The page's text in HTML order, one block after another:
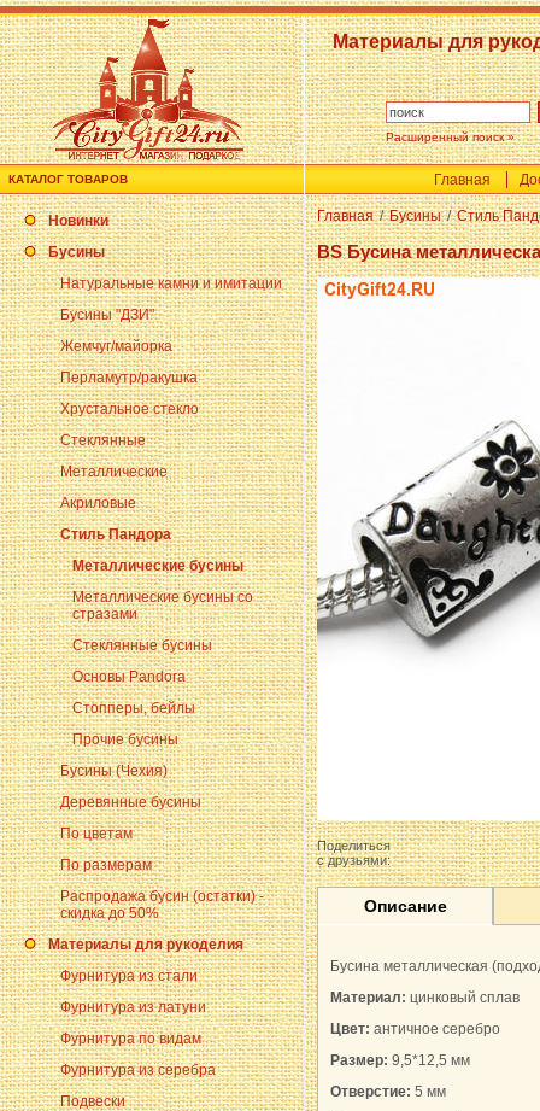
Материалы для
Расширенный поиск »
КАТАЛОГ ТОВАРОВ Главная
Новинки
Бусины
Натуральные камни и имитации
Бусины "ДЗИ"
Жемчуг/майорка
Перламутр/ракушка
Хрустальное стекло
Стеклянные
Металлические
Акриловые
Стиль Пандора
Металлические бусины
Металлические бусины со
стразами
Стеклянные бусины
Основы Pandora
Стопперы, бейлы
Прочие бусины
Бусины (Чехия)
Деревянные бусины
По цветам
По размерам
Распродажа бусин (остатки) -
скидка до 50%
Материалы для рукоделия
Фурнитура из стали
Фурнитура из латуни
Фурнитура по видам
Фурнитура из серебра
Подвески
Главная / Бусины / Стиль
BS Бусина
Поделиться
с друзьями:
Описание
Бусина металлическая
Материал: цинковый сплав
Цвет: античное серебро
Размер: 9,5*12,5 мм
Отверстие: 5 мм